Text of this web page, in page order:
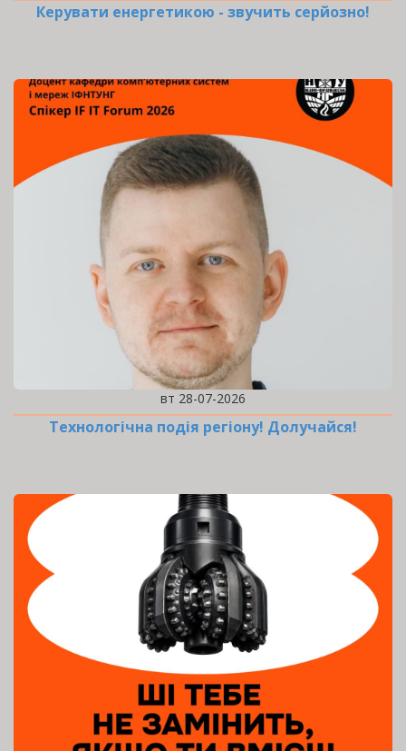
Керувати енергетикою - звучить серйозно!
вт 28-07-2026
Технологічна подія регіону! Долучайся!